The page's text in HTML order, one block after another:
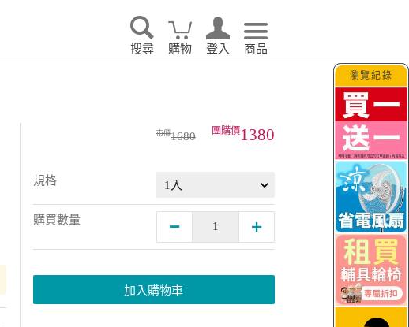
搜尋 購物 登入 商品
1680 1380
規格
購買數量
加入購物車
瀏覽紀錄